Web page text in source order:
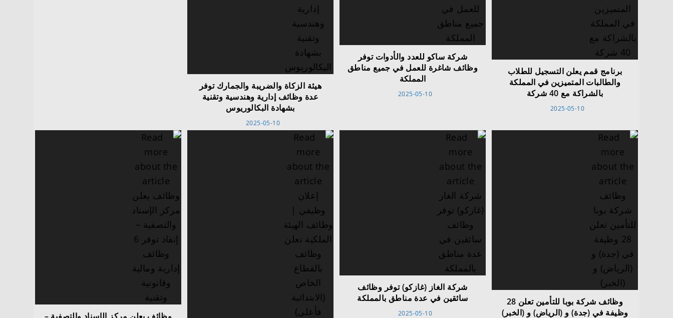
هيئة الزكاة والضريبة والجمارك توفر
عدة وظائف إدارية وهندسية وتقنية
بشهادة البكالوريوس
2025-05-10
شركة ساكو للعدد والأدوات توفر
وظائف شاغرة للعمل في جميع مناطق
المملكة
2025-05-10
برنامج قمم يعلن التسجيل للطلاب
والطالبات المتميزين في المملكة
بالشراكة مع 40 شركة
2025-05-10
وظائف يعلن مركز الإسناد والتصفية –
شركة الغاز (غازكو) توفر وظائف
سائقين في عدة مناطق بالمملكة
2025-05-10
وظائف شركة بوبا للتأمين تعلن 28
وظيفة في (جدة) و (الرياض) و (الخبر)